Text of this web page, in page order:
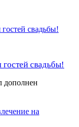
свадьбы!
дополнен